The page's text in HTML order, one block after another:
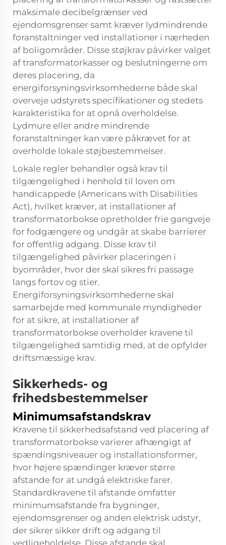
maksimale decibelgrænser ved
ejendomsgrenser samt kræver lydmindrende
foranstaltninger ved installationer i nærheden
af boligområder. Disse støjkrav påvirker valget
af transformatorkasser og beslutningerne om
deres placering, da
energiforsyningsvirksomhederne både skal
overveje udstyrets specifikationer og stedets
karakteristika for at opnå overholdelse.
Lydmure eller andre mindrende
foranstaltninger kan være påkrævet for at
overholde lokale støjbestemmelser.
Lokale regler behandler også krav til
tilgængelighed i henhold til loven om
handicappede (Americans with Disabilities
Act), hvilket kræver, at installationer af
transformatorbokse opretholder frie gangveje
for fodgængere og undgår at skabe barrierer
for offentlig adgang. Disse krav til
tilgængelighed påvirker placeringen i
byområder, hvor der skal sikres fri passage
langs fortov og stier.
Energiforsyningsvirksomhederne skal
samarbejde med kommunale myndigheder
for at sikre, at installationer af
transformatorbokse overholder kravene til
tilgængelighed samtidig med, at de opfylder
driftsmæssige krav.
Sikkerheds- og
frihedsbestemmelser
Minimumsafstandskrav
Kravene til sikkerhedsafstand ved placering af
transformatorbokse varierer afhængigt af
spændingsniveauer og installationsformer,
hvor højere spændinger kræver større
afstande for at undgå elektriske farer.
Standardkravene til afstande omfatter
minimumsafstande fra bygninger,
ejendomsgrenser og anden elektrisk udstyr,
der sikrer sikker drift og adgang til